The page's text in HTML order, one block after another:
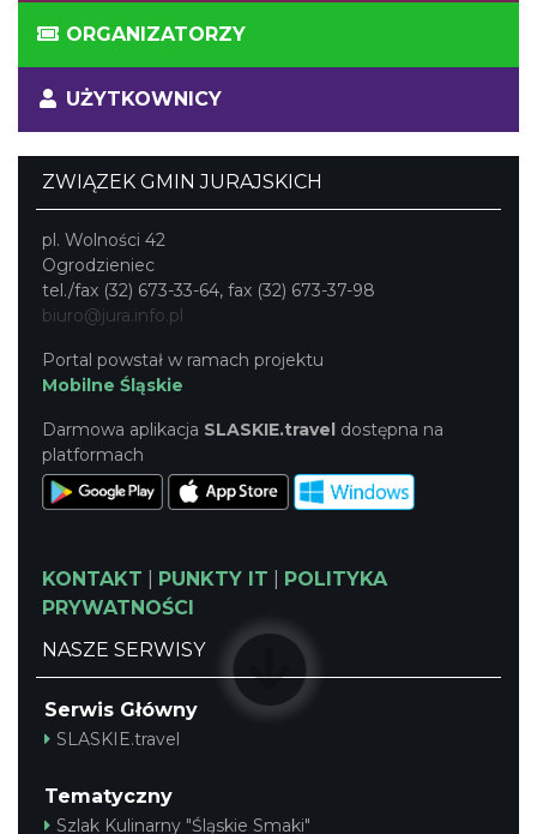
ORGANIZATORZY
UŻYTKOWNICY
ZWIĄZEK GMIN JURAJSKICH
pl. Wolności 42
Ogrodzieniec
tel./fax (32) 673-33-64, fax (32) 673-37-98
biuro@jura.info.pl
Portal powstał w ramach projektu
Mobilne Śląskie
Darmowa aplikacja SLASKIE.travel dostępna na
platformach
KONTAKT PUNKTY IT
POLITYKA
PRYWATNOŚCI
NASZE SERWISY
Serwis Główny
SLASKIE.travel
Tematyczny
Szlak Kulinarny "Śląskie Smaki"